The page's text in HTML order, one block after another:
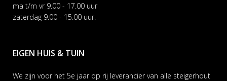
ma t/m vr 9.00 - 17.00 uur
zaterdag 9.00 - 15.00 uur.
EIGEN HUIS & TUIN
We zijn voor het 5e jaar op rij leverancier van alle steigerhout